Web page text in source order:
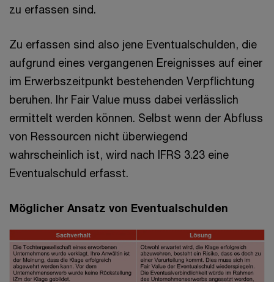
zu erfassen sind.
Zu erfassen sind also jene Eventualschulden, die
aufgrund eines vergangenen Ereignisses auf einer
im Erwerbszeitpunkt bestehenden Verpflichtung
beruhen. Ihr Fair Value muss dabei verlässlich
ermittelt werden können. Selbst wenn der Abfluss
von Ressourcen nicht überwiegend
wahrscheinlich ist, wird nach IFRS 3.23 eine
Eventualschuld erfasst.
Möglicher Ansatz von Eventualschulden